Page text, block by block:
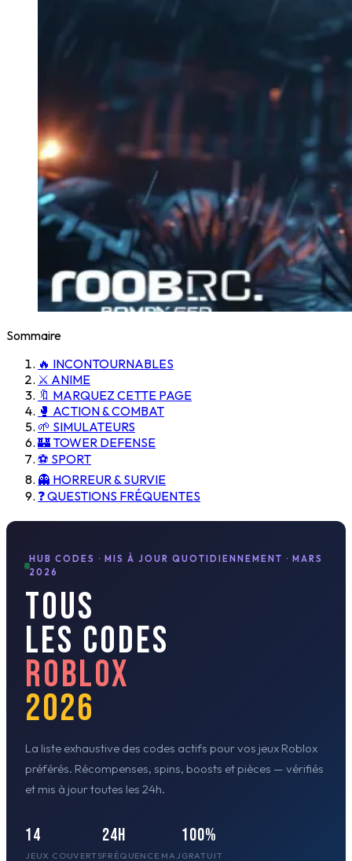
Sommaire
🔥 INCONTOURNABLES
⚔️ ANIME
🔖 MARQUEZ CETTE PAGE
🥊 ACTION & COMBAT
🌱 SIMULATEURS
🏰 TOWER DEFENSE
⚽ SPORT
👻 HORREUR & SURVIE
❓ QUESTIONS FRÉQUENTES
HUB CODES · MIS À JOUR QUOTIDIENNEMENT · MARS
2026
TOUS
LES CODES
ROBLOX
2026
La liste exhaustive des codes actifs pour vos jeux Roblox
préférés. Récompenses, spins, boosts et pièces — vérifiés
et mis à jour toutes les 24h.
14
JEUX COUVERTS
24h
FRÉQUENCE MAJ
100%
GRATUIT